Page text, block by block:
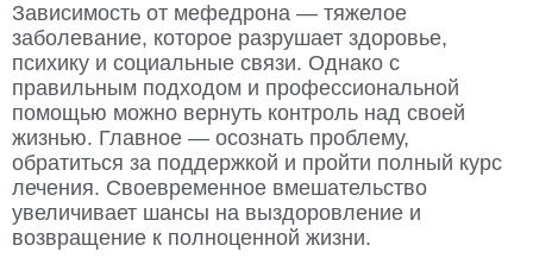
Зависимость от мефедрона — тяжелое
заболевание, которое разрушает здоровье,
психику и социальные связи. Однако с
правильным подходом и профессиональной
помощью можно вернуть контроль над своей
жизнью. Главное — осознать проблему,
обратиться за поддержкой и пройти полный курс
лечения. Своевременное вмешательство
увеличивает шансы на выздоровление и
возвращение к полноценной жизни.